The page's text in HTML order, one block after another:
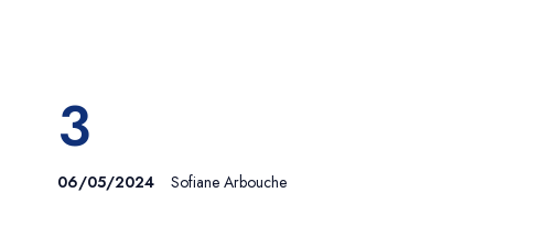
3
06/05/2024 Sofiane Arbouche